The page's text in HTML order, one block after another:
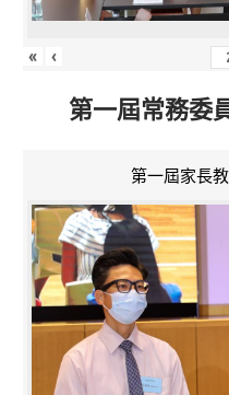
« ‹
第一屆常務
第一屆家長